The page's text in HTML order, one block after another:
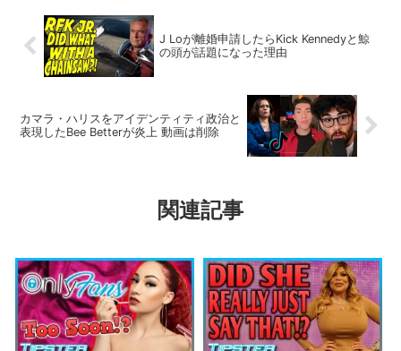
J Loが離婚申請したらKick Kennedyと鯨
の頭が話題になった理由
カマラ・ハリスをアイデンティティ政治と
表現したBee Betterが炎上 動画は削除
関連記事